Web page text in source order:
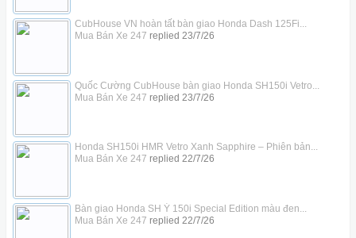
CubHouse VN hoàn tất bàn giao Honda Dash 125Fi...
Mua Bán Xe 247 replied 23/7/26
Quốc Cường CubHouse bàn giao Honda SH150i Vetro...
Mua Bán Xe 247 replied 23/7/26
Honda SH150i HMR Vetro Xanh Sapphire – Phiên bản...
Mua Bán Xe 247 replied 22/7/26
Bàn giao Honda SH Ý 150i Special Edition màu đen...
Mua Bán Xe 247 replied 22/7/26